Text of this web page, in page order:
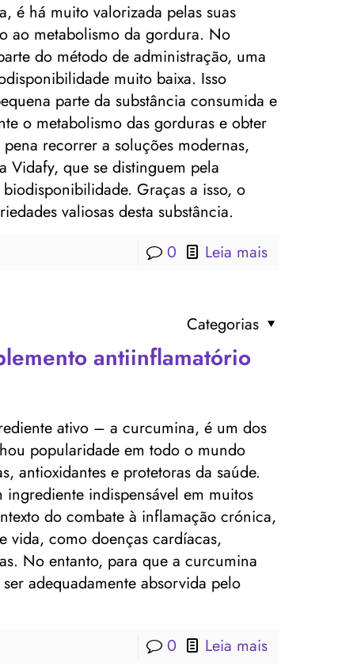
é há muito valorizada pelas suas
ao metabolismo da gordura. No
do método de administração, uma
muito baixa. Isso
parte da substância consumida e
o metabolismo das gorduras e obter
recorrer a soluções modernas,
Vidafy, que se distinguem pela
Graças a isso, o
valiosas desta substância.
0 Leia mais
Categorias
antiinflamatório
ativo – a curcumina, é um dos
popularidade em todo o mundo
antioxidantes e protetoras da saúde.
indispensável em muitos
do combate à inflamação crónica,
vida, como doenças cardíacas,
No entanto, para que a curcumina
adequadamente absorvida pelo
0 Leia mais